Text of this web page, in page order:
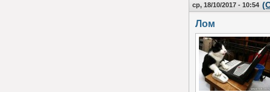
ср, 18/10/2017 - 10:54
Лом